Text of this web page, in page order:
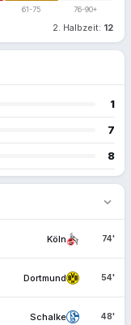
61-75 76-90+
2. Halbzeit: 12
1
7
8
expand_more
Köln 74'
Dortmund 54'
Schalke 48'